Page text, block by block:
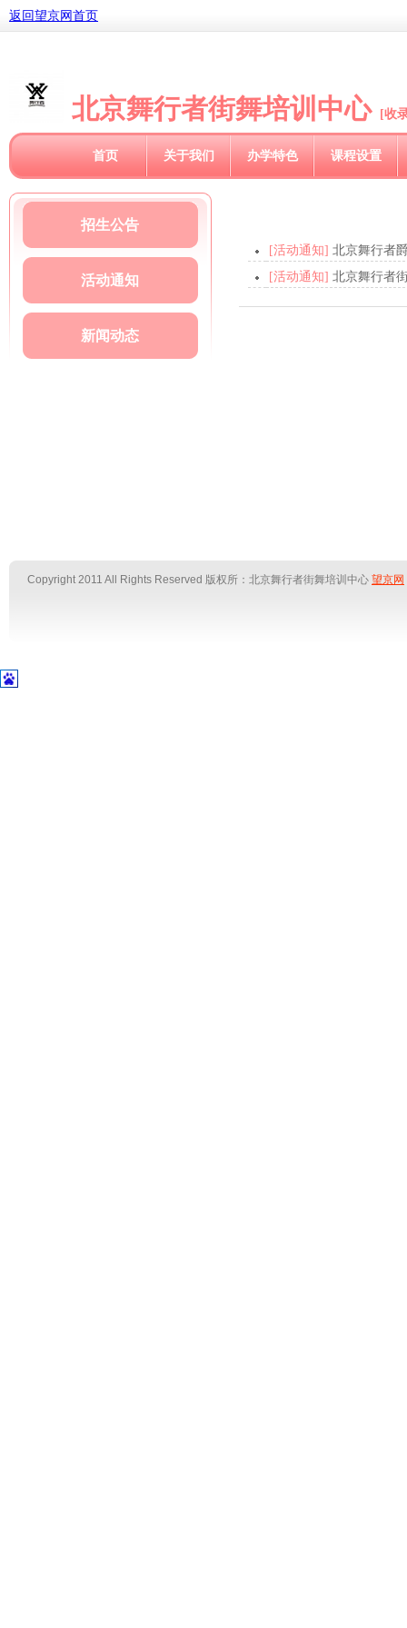
返回望京网首页
北京舞行者街舞培训中心 [收
首页 关于我们 办学特色 课程设置
招生公告
活动通知
新闻动态
[活动通知] 北京舞行者
[活动通知] 北京舞行者
Copyright 2011 All Rights Reserved 版权所：北京舞行者街舞培训中心 望京网